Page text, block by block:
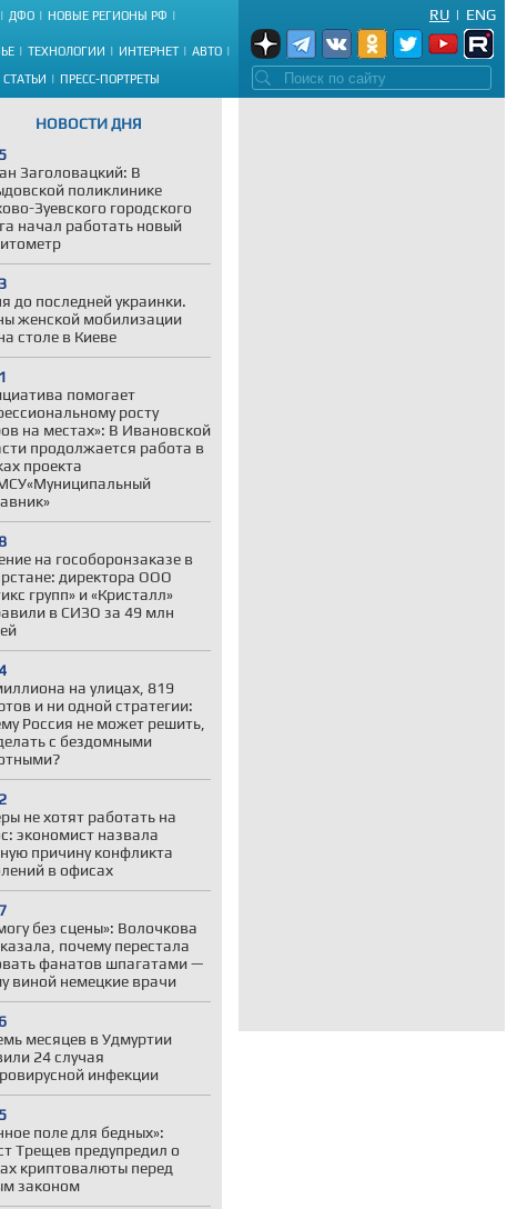
ДФО НОВЫЕ РЕГИОНЫ РФ
ТЕХНОЛОГИИ ИНТЕРНЕТ АВТО
СТАТЬИ ПРЕСС-ПОРТРЕТЫ
ENG
|
RU
НОВОСТИ ДНЯ
Заголовацкий: В
поликлинике
Зуевского городского
начал работать новый
до последней украинки.
женской мобилизации
столе в Киеве
помогает
росту
на местах»: В Ивановской
продолжается работа в
проекта
на гособоронзаказе в
директора ООО
групп» и «Кристалл»
в СИЗО за 49 млн
на улицах, 819
и ни одной стратегии:
Россия не может решить,
с бездомными
не хотят работать на
экономист назвала
причину конфликта
в офисах
без сцены»: Волочкова
почему перестала
фанатов шпагатами —
виной немецкие врачи
месяцев в Удмуртии
24 случая
инфекции
поле для бедных»:
Трещев предупредил о
криптовалюты перед
законом